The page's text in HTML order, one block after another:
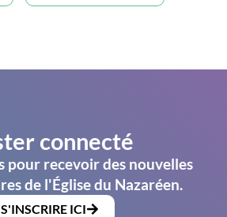
connecté
pour recevoir des nouvelles
de l'Église du Nazaréen.
S'INSCRIRE ICI